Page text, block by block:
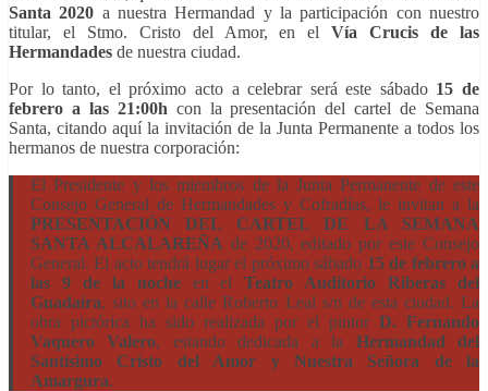
Santa 2020 a nuestra Hermandad y la participación con nuestro
titular, el Stmo. Cristo del Amor, en elVía Crucis de las
Hermandades de nuestra ciudad.
Por lo tanto, el próximo acto a celebrar será este sábado 15 de
febrero a las 21:00h con la presentación del cartel de Semana
Santa, citando aquí la invitación de la Junta Permanente a todos los
hermanos de nuestra corporación:
El Presidente y los miembros de la Junta Permanente de este
Consejo General de Hermandades y Cofradías, le invitan a la
PRESENTACIÓN DEL CARTEL DE LA SEMANA
SANTA ALCALAREÑA de 2020, editado por este Consejo
General. El acto tendrá lugar el próximo sábado 15 de febrero a
las 9 de la nocheen elTeatro Auditorio Riberas del
Guadaíra, sito en la calle Roberto Leal s/n de esta ciudad. La
obra pictórica ha sido realizada por el pintor D. Fernando
Vaquero Valero, estando dedicada a la Hermandad del
Santísimo Cristo del Amor y Nuestra Señora de la
Amargura.